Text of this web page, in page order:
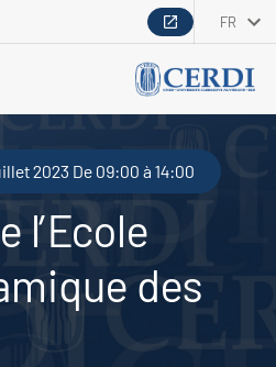
FR
2023 De 09:00 à 14:00
l’Ecole
des